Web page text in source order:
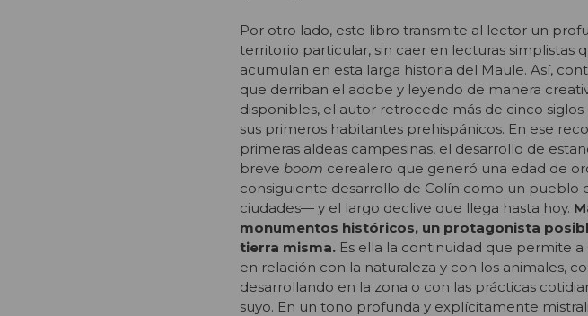
Por otro lado, este libro transmite al lector un
territorio particular, sin caer en lecturas simplistas
acumulan en esta larga historia del Maule. Así,
que derriban el adobe y leyendo de manera
disponibles, el autor retrocede más de cinco
sus primeros habitantes prehispánicos. En ese
primeras aldeas campesinas, el desarrollo de
breve boom cerealero que generó una edad de
consiguiente desarrollo de Colín como un pueblo
ciudades— y el largo declive que llega hasta hoy.
monumentos históricos, un protagonista
tierra misma. Es ella la continuidad que permite
en relación con la naturaleza y con los animales,
desarrollando en la zona o con las prácticas
suyo. En un tono profunda y explícitamente